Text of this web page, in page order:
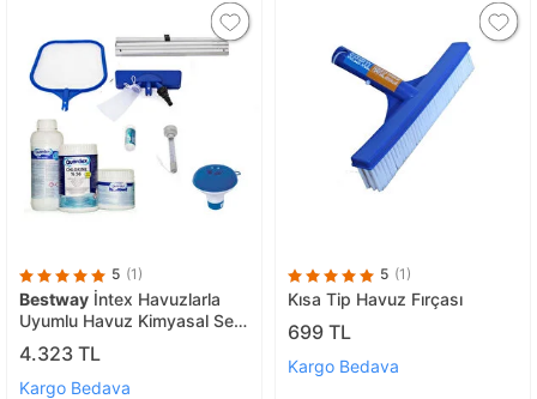
5 (1)
Bestway İntex Havuzlarla
Uyumlu Havuz Kimyasal Seti
Bw711
4.323 TL
Kargo Bedava
5 (1)
Kısa Tip Havuz Fırçası
699 TL
Kargo Bedava